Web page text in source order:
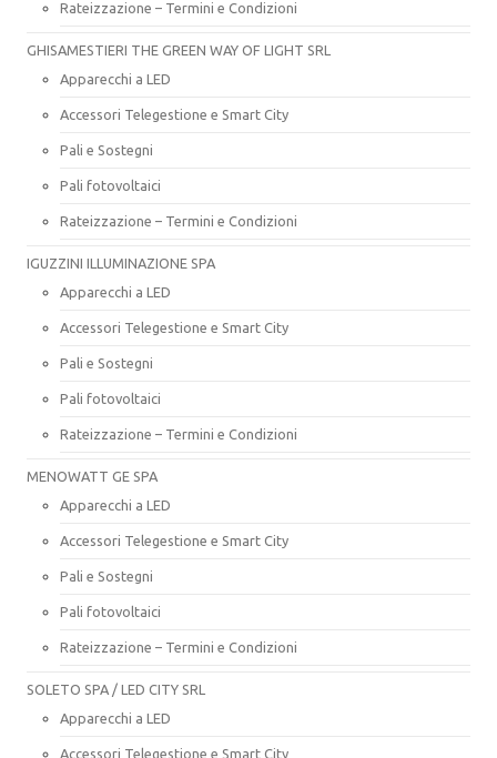
Rateizzazione – Termini e Condizioni
GHISAMESTIERI THE GREEN WAY OF LIGHT SRL
Apparecchi a LED
Accessori Telegestione e Smart City
Pali e Sostegni
Pali fotovoltaici
Rateizzazione – Termini e Condizioni
IGUZZINI ILLUMINAZIONE SPA
Apparecchi a LED
Accessori Telegestione e Smart City
Pali e Sostegni
Pali fotovoltaici
Rateizzazione – Termini e Condizioni
MENOWATT GE SPA
Apparecchi a LED
Accessori Telegestione e Smart City
Pali e Sostegni
Pali fotovoltaici
Rateizzazione – Termini e Condizioni
SOLETO SPA / LED CITY SRL
Apparecchi a LED
Accessori Telegestione e Smart City